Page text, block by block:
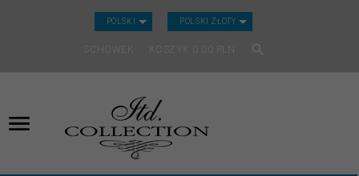
POLSKI CURRENCY_H
POLSKI ZŁOTY
SCHOWEK KOSZYK